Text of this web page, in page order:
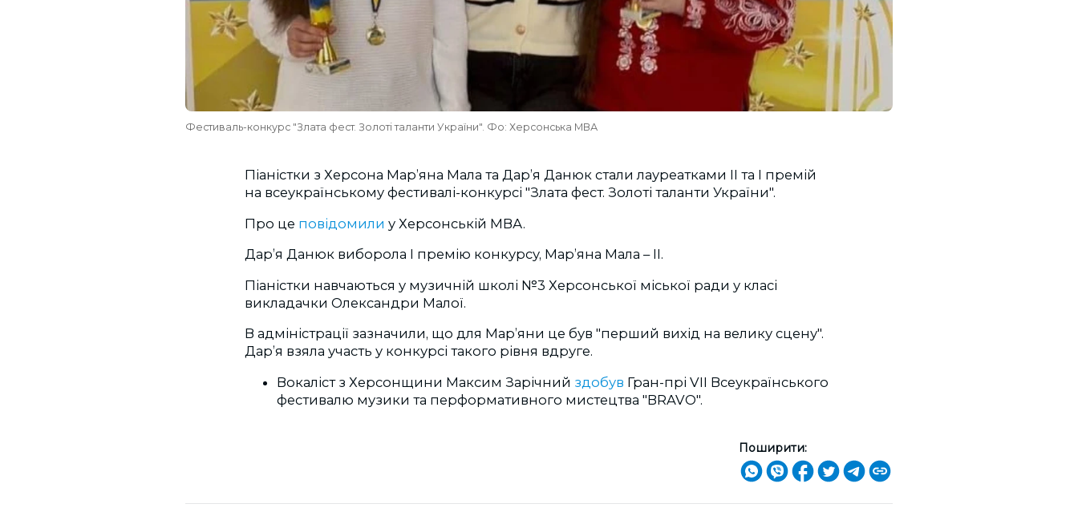
Фестиваль-конкурс "Злата фест. Золоті таланти України". Фо: Херсонська МВА
Піаністки з Херсона Марʼяна Мала та Дарʼя Данюк стали лауреатками ІІ та І премій
на всеукраїнському фестивалі-конкурсі "Злата фест. Золоті таланти України".
Про це повідомили у Херсонській МВА.
Дарʼя Данюк виборола І премію конкурсу, Марʼяна Мала – ІІ.
Піаністки навчаються у музичній школі №3 Херсонської міської ради у класі
викладачки Олександри Малої.
В адміністрації зазначили, що для Марʼяни це був "перший вихід на велику сцену".
Дарʼя взяла участь у конкурсі такого рівня вдруге.
Вокаліст з Херсонщини Максим Зарічний здобув Гран-прі VII Всеукраїнського
фестивалю музики та перформативного мистецтва "BRAVO".
Поширити: